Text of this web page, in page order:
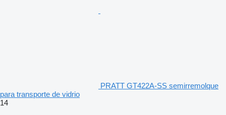
PRATT GT422A-SS semirremolque
para transporte de vidrio
14